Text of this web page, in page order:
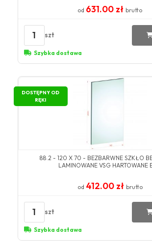
od 631.00 zł brutto
1 szt
Szybka dostawa
DOSTĘPNY OD
RĘKI
88.2 - 120 X 70 - BEZBARWNE SZKŁO
LAMINOWANE VSG HARTOWANE
od 412.00 zł brutto
1 szt
Szybka dostawa